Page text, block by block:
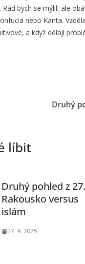
bych se mýlil, ale
nebo Kanta.
a když dělají
Druhý
líbit
Druhý pohled z
Rakousko versus
islám
27. 9. 2025